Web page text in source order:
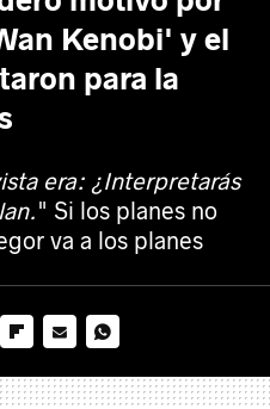
Kenobi' y el
para la
era: ¿Interpretarás
" Si los planes no
va a los planes
MAIL